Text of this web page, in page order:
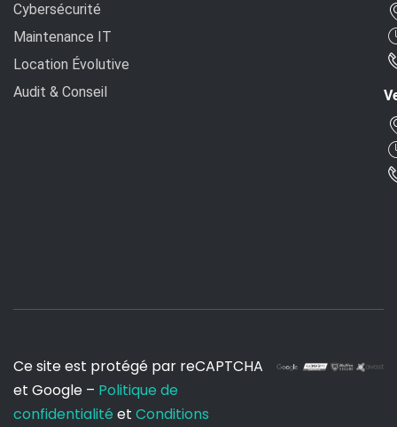
Cybersécurité
Maintenance IT
Location Évolutive
Audit & Conseil
Ce site est protégé par reCAPTCHA
et Google – Politique de
confidentialité et Conditions